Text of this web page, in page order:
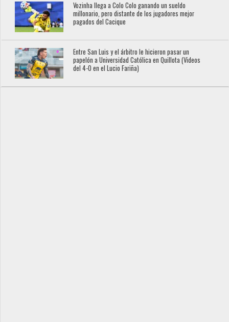
Vozinha llega a Colo Colo ganando un sueldo
millonario, pero distante de los jugadores mejor
pagados del Cacique
Entre San Luis y el árbitro le hicieron pasar un
papelón a Universidad Católica en Quillota (Videos
del 4-0 en el Lucio Fariña)